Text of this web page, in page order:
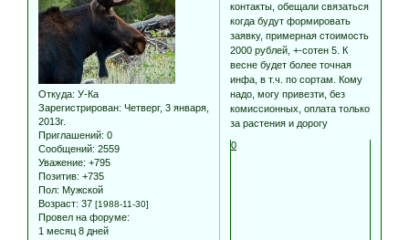
Откуда: У-Ка
Зарегистрирован: Четверг, 3 января,
2013г.
Приглашений: 0
Сообщений: 2559
Уважение: +795
Позитив: +735
Пол: Мужской
Возраст: 37 [1988-11-30]
Провел на форуме:
1 месяц 8 дней
контакты, обещали связаться
когда будут формировать
заявку, примерная стоимость
2000 рублей, +-сотен 5. К
весне будет более точная
инфа, в т.ч. по сортам. Кому
надо, могу привезти, без
комиссионных, оплата только
за растения и дорогу
0